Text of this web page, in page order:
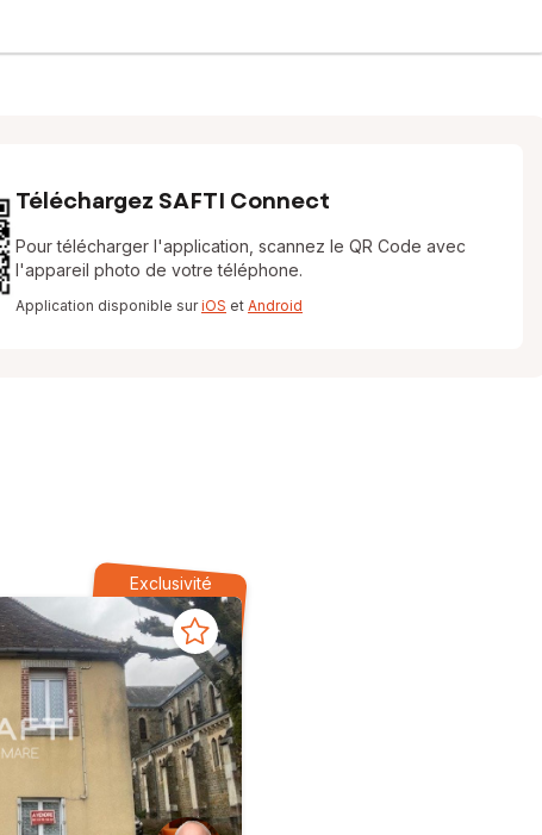
Téléchargez SAFTI Connect
Pour télécharger l'application, scannez le QR Code avec
l'appareil photo de votre téléphone.
Application disponible suriOS et Android
Exclusivité